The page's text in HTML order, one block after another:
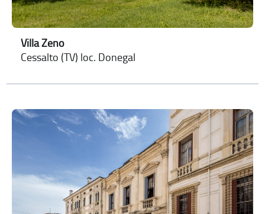
Villa Zeno
Cessalto (TV) loc. Donegal